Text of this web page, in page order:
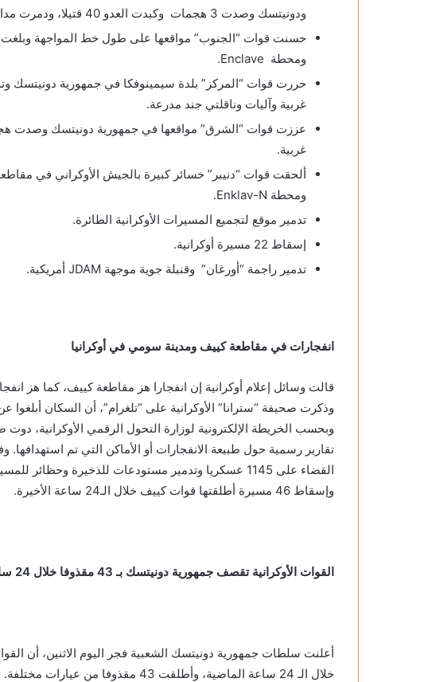
ودونيتسك وصدت 3 هجمات وكبدت العدو 40 قتيلا، ودمرت مدافع وأسلحة وآليات للعدو.
ومحطة Enclave.
غربية وآليات وناقلتي جند مدرعة.
غربية.
ومحطة Enklav-N.
تدمير موقع لتجميع المسيرات الأوكرانية الطائرة.
إسقاط 22 مسيرة أوكرانية.
تدمير راجمة “أورغان” وقنبلة جوية موجهة JDAM أمريكية.
انفجارات في مقاطعة كييف ومدينة سومي في أوكرانيا
قالت وسائل إعلام أوكرانية إن انفجارا هز مقاطعة كييف، كما هز
وذكرت صحيفة “سترانا” الأوكرانية على “تلغرام”، أن السكان
وبحسب الخريطة الإلكترونية لوزارة التحول الرقمي الأوكرانية،
تقارير رسمية حول طبيعة الانفجارات أو الأماكن التي تم
وإسقاط 46 مسيرة أطلقتها قوات كييف خلال الـ24 ساعة الأخيرة.
القوات الأوكرانية تقصف جمهورية دونيتسك بـ 43 مقذوفا خلال 24 ساعة
خلال الـ 24 ساعة الماضية، وأطلقت 43